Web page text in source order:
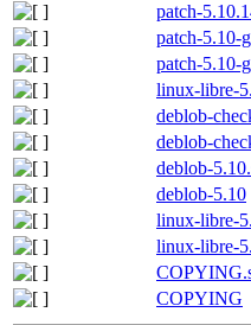
patch-
patch-5.10-
patch-5.10-
linux-libre-
deblob-
deblob-
deblob-
deblob-5.10
linux-libre-
linux-libre-
COPYING